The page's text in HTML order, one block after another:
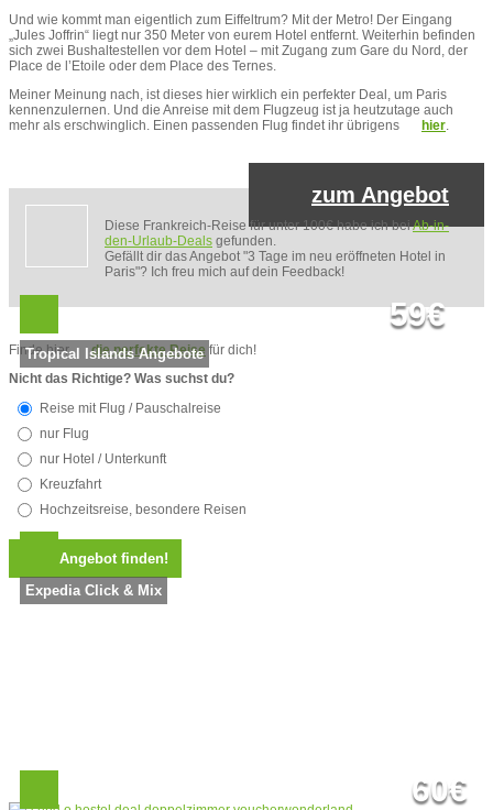
Und wie kommt man eigentlich zum Eiffeltrum? Mit der Metro! Der Eingang
„Jules Joffrin“ liegt nur 350 Meter von eurem Hotel entfernt. Weiterhin befinden
sich zwei Bushaltestellen vor dem Hotel – mit Zugang zum Gare du Nord, der
Place de l’Etoile oder dem Place des Ternes.
Meiner Meinung nach, ist dieses hier wirklich ein perfekter Deal, um Paris
kennenzulernen. Und die Anreise mit dem Flugzeug ist ja heutzutage auch
mehr als erschwinglich. Einen passenden Flug findet ihr übrigens
hier
zum Angebot
Diese Frankreich-Reise für unter 100€ habe ich beiAb-in-
den-Urlaub-Deals gefunden.
Gefällt dir das Angebot "3 Tage im neu eröffneten Hotel in
Paris"? Ich freu mich auf dein Feedback!
Finde hier die perfekte Reise für dich!
Nicht das Richtige? Was suchst du?
Reise mit Flug / Pauschalreise
nur Flug
nur Hotel / Unterkunft
Kreuzfahrt
Hochzeitsreise, besondere Reisen
Tropical Islands Angebote
59€
Expedia Click & Mix
60€